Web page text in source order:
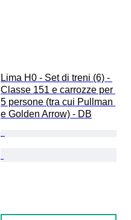
Lima H0 - Set di treni (6) -
Classe 151 e carrozze per
5 persone (tra cui Pullman
e Golden Arrow) - DB